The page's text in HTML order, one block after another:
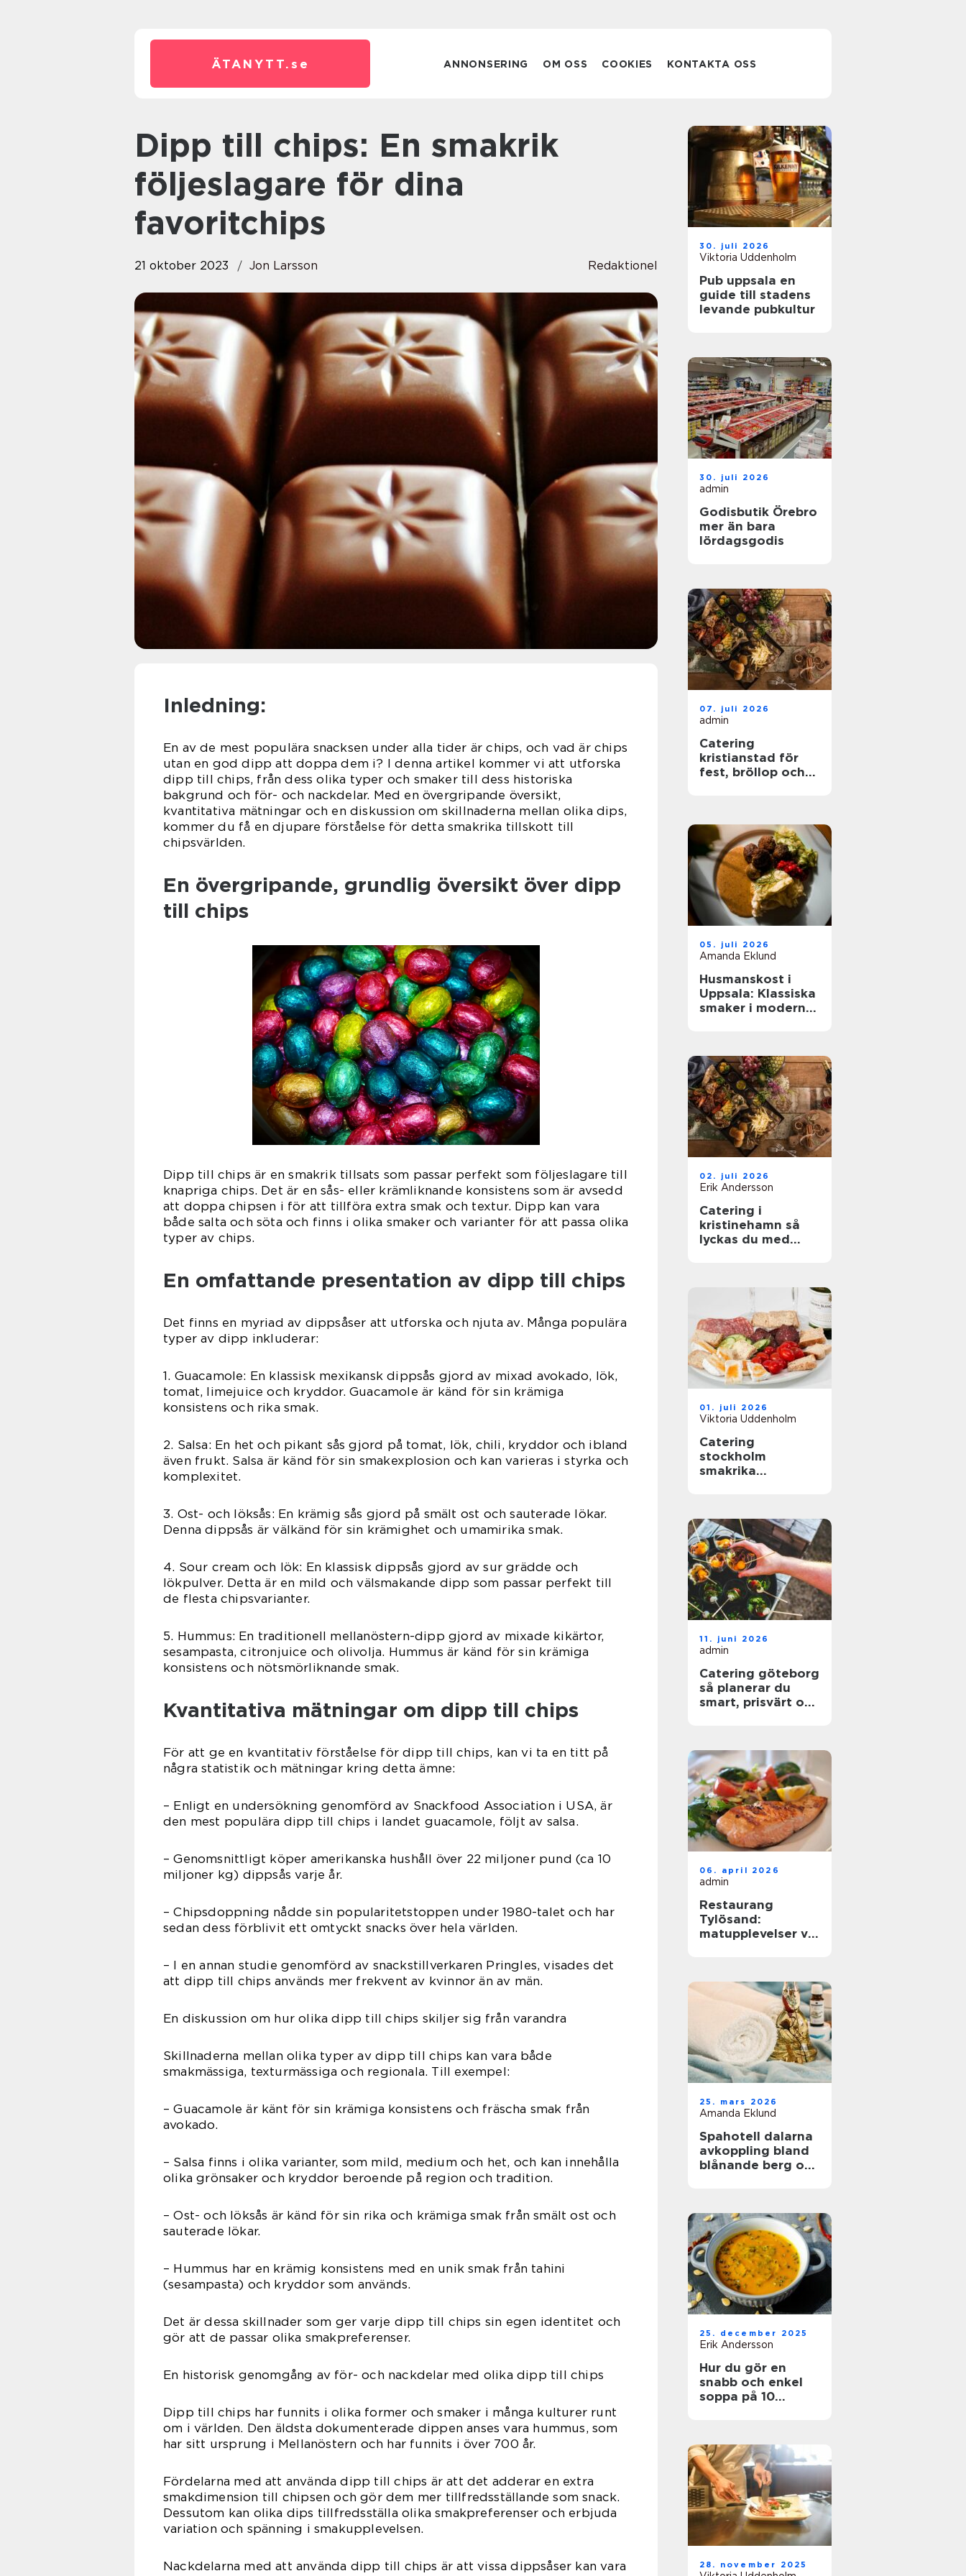
ÄTANYTT. se ANNONSERING OM OSS COOKIES KONTAKTA OSS
Dipp till chips: En smakrik
följeslagare för dina
favoritchips
21 oktober 2023 Jon Larsson Redaktionel
Inledning:
En av de mest populära snacksen under alla tider är chips, och vad är chips
utan en god dipp att doppa dem i? I denna artikel kommer vi att utforska
dipp till chips, från dess olika typer och smaker till dess historiska
bakgrund och för- och nackdelar. Med en övergripande översikt,
kvantitativa mätningar och en diskussion om skillnaderna mellan olika dips,
kommer du få en djupare förståelse för detta smakrika tillskott till
chipsvärlden.
En övergripande, grundlig översikt över dipp
till chips
Dipp till chips är en smakrik tillsats som passar perfekt som följeslagare till
knapriga chips. Det är en sås- eller krämliknande konsistens som är avsedd
att doppa chipsen i för att tillföra extra smak och textur. Dipp kan vara
både salta och söta och finns i olika smaker och varianter för att passa olika
typer av chips.
En omfattande presentation av dipp till chips
Det finns en myriad av dippsåser att utforska och njuta av. Många populära
typer av dipp inkluderar:
1. Guacamole: En klassisk mexikansk dippsås gjord av mixad avokado, lök,
tomat, limejuice och kryddor. Guacamole är känd för sin krämiga
konsistens och rika smak.
2. Salsa: En het och pikant sås gjord på tomat, lök, chili, kryddor och ibland
även frukt. Salsa är känd för sin smakexplosion och kan varieras i styrka och
komplexitet.
3. Ost- och löksås: En krämig sås gjord på smält ost och sauterade lökar.
Denna dippsås är välkänd för sin krämighet och umamirika smak.
4. Sour cream och lök: En klassisk dippsås gjord av sur grädde och
lökpulver. Detta är en mild och välsmakande dipp som passar perfekt till
de flesta chipsvarianter.
5. Hummus: En traditionell mellanöstern-dipp gjord av mixade kikärtor,
sesampasta, citronjuice och olivolja. Hummus är känd för sin krämiga
konsistens och nötsmörliknande smak.
Kvantitativa mätningar om dipp till chips
För att ge en kvantitativ förståelse för dipp till chips, kan vi ta en titt på
några statistik och mätningar kring detta ämne:
– Enligt en undersökning genomförd av Snackfood Association i USA, är
den mest populära dipp till chips i landet guacamole, följt av salsa.
– Genomsnittligt köper amerikanska hushåll över 22 miljoner pund (ca 10
miljoner kg) dippsås varje år.
– Chipsdoppning nådde sin popularitetstoppen under 1980-talet och har
sedan dess förblivit ett omtyckt snacks över hela världen.
– I en annan studie genomförd av snackstillverkaren Pringles, visades det
att dipp till chips används mer frekvent av kvinnor än av män.
En diskussion om hur olika dipp till chips skiljer sig från varandra
Skillnaderna mellan olika typer av dipp till chips kan vara både
smakmässiga, texturmässiga och regionala. Till exempel:
– Guacamole är känt för sin krämiga konsistens och fräscha smak från
avokado.
– Salsa finns i olika varianter, som mild, medium och het, och kan innehålla
olika grönsaker och kryddor beroende på region och tradition.
– Ost- och löksås är känd för sin rika och krämiga smak från smält ost och
sauterade lökar.
– Hummus har en krämig konsistens med en unik smak från tahini
(sesampasta) och kryddor som används.
Det är dessa skillnader som ger varje dipp till chips sin egen identitet och
gör att de passar olika smakpreferenser.
En historisk genomgång av för- och nackdelar med olika dipp till chips
Dipp till chips har funnits i olika former och smaker i många kulturer runt
om i världen. Den äldsta dokumenterade dippen anses vara hummus, som
har sitt ursprung i Mellanöstern och har funnits i över 700 år.
Fördelarna med att använda dipp till chips är att det adderar en extra
smakdimension till chipsen och gör dem mer tillfredsställande som snack.
Dessutom kan olika dips tillfredsställa olika smakpreferenser och erbjuda
variation och spänning i smakupplevelsen.
Nackdelarna med att använda dipp till chips är att vissa dippsåser kan vara
30. juli 2026
Viktoria Uddenholm
Pub uppsala en
guide till stadens
levande pubkultur
30. juli 2026
admin
Godisbutik Örebro
mer än bara
lördagsgodis
07. juli 2026
admin
Catering
kristianstad för
fest, bröllop och
05. juli 2026
Amanda Eklund
Husmanskost i
Uppsala: Klassiska
smaker i modern
02. juli 2026
Erik Andersson
Catering i
kristinehamn så
lyckas du med
01. juli 2026
Viktoria Uddenholm
Catering
stockholm
smakrika
11. juni 2026
admin
Catering göteborg
så planerar du
smart, prisvärt och
06. april 2026
admin
Restaurang
Tylösand:
matupplevelser vid
25. mars 2026
Amanda Eklund
Spahotell dalarna
avkoppling bland
blånande berg och
25. december 2025
Erik Andersson
Hur du gör en
snabb och enkel
soppa på 10
28. november 2025